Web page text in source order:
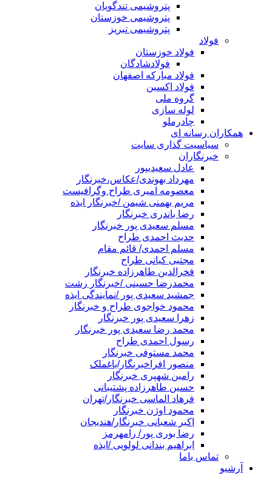
پتروشیمی تندگویان
پتروشیمی خوزستان
پتروشیمی تبریز
فولاد
فولاد خوزستان
فولادشادگان
فولاد مبارکه اصفهان
فولاد اکسین
گروه ملی
لوله سازی
چادرملو
همکاران رسانه ای
سیاسیت گذاری سایت
خبرنگاران
عادل سعیدیپور
مهرداد بهوندی/عکاس،خبرنگار
معصومه امیری طراح وگرافیست
مریم بهمنی شیمن /خبرنگار ایذه
رضا باندری خبرنگار
مسلم سعیدی پور خبرنگار
حدیث احمدی طراح
مسلم احمدی/ قائم مقام
مجتبی کیانی طراح
فخرالدین طاهرزاده خبرنگار
محمدرضا حسینی /خبرنگار رشت
جمشید سعیدی پور /نمایندگی ایذه
محمود خواجوی طراح و خبرنگار
زهرا سعیدی پور خبرنگار
محمد رضا سعیدی پور خبرنگار
رسول احمدی طراح
محمد مستوفی خبرنگار
منصور افراخبرنگار/باغملک
رامین شهپری خبرنگار
حسین طاهرزاده پشتیبانی
فرهاد الماسی خبرنگار/تهران
محمود اوژن خبرنگار
اکبر شعبانی خبرنگار/هندیجان
رضا بوری پور/ رامهرمز
ابراهیم بندانی لولویی /ایذه
تماس باما
آرشیو